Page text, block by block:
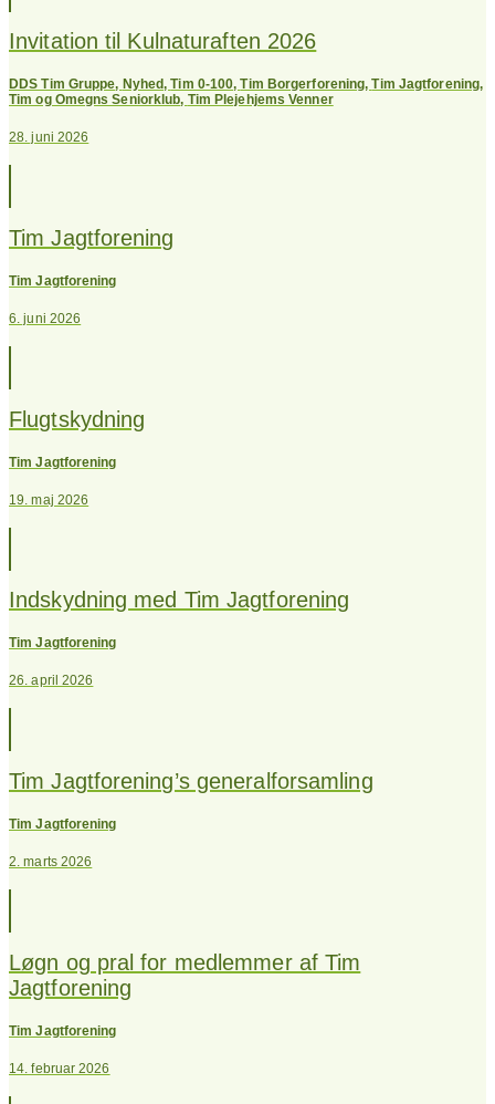
Invitation til Kulnaturaften 2026
DDS Tim Gruppe, Nyhed,Tim 0-100,Tim Borgerforening,Tim Jagtforening,
Tim og Omegns Seniorklub, Tim Plejehjems Venner
28. juni 2026
Tim Jagtforening
Tim Jagtforening
6. juni 2026
Flugtskydning
Tim Jagtforening
19. maj 2026
Indskydning med Tim Jagtforening
Tim Jagtforening
26. april 2026
Tim Jagtforening’s generalforsamling
Tim Jagtforening
2. marts 2026
Løgn og pral for medlemmer af Tim
Jagtforening
Tim Jagtforening
14. februar 2026